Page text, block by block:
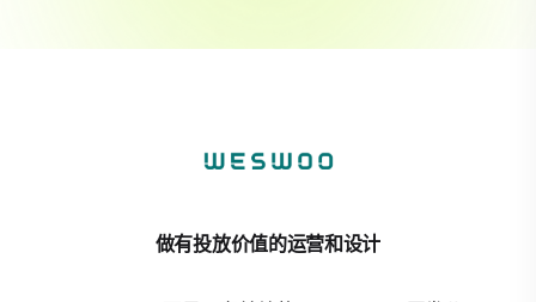
做有投放价值的运营和设计